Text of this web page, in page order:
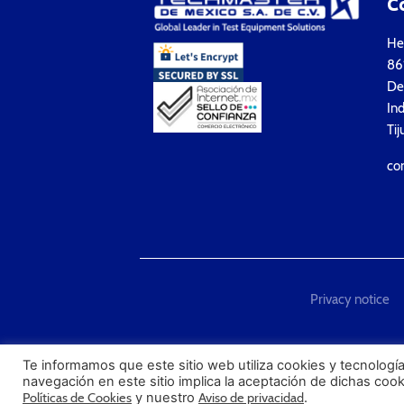
Privacy notice
Te informamos que este sitio web utiliza cookies y
navegación en este sitio implica la aceptación de dichas
Políticas de Cookies y nuestro Aviso de privacidad.